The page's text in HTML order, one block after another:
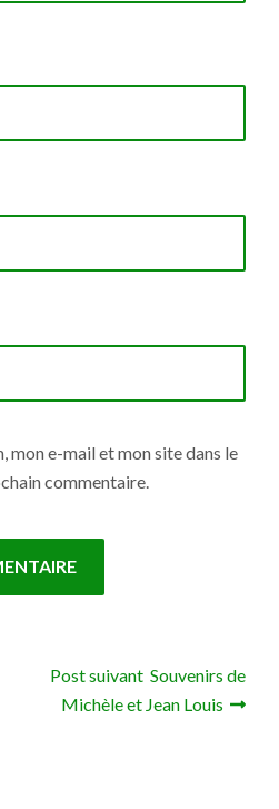
mon e-mail et mon site dans le
commentaire.
l’article
Post suivant Souvenirs de
Michèle et Jean Louis